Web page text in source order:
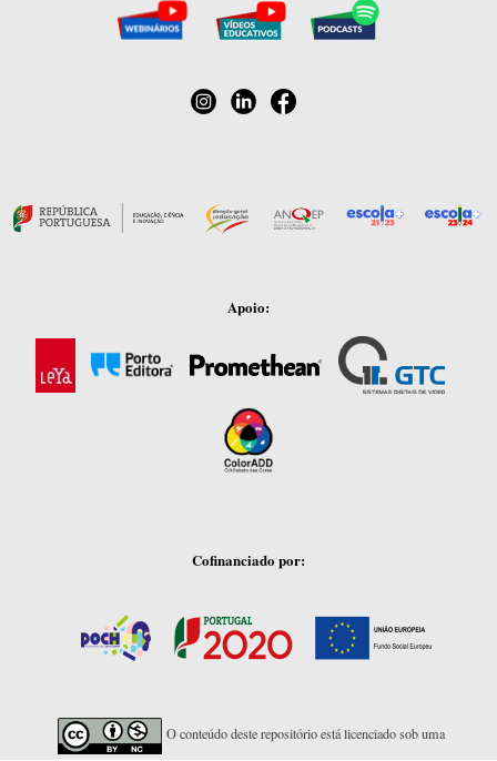
Apoio:
Cofinanciado por:
O conteúdo deste repositório está licenciado sob uma